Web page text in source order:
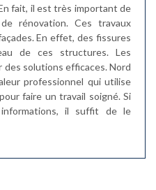
fait, il est très important de
rénovation. Ces travaux
En effet, des fissures
de ces structures. Les
solutions efficaces. Nord
professionnel qui utilise
faire un travail soigné. Si
il suffit de le